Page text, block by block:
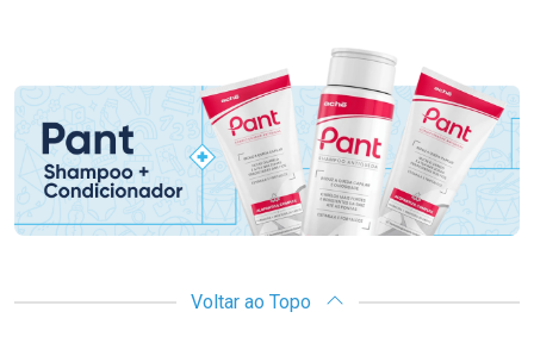
Promoção em Destaque
Voltar ao Topo